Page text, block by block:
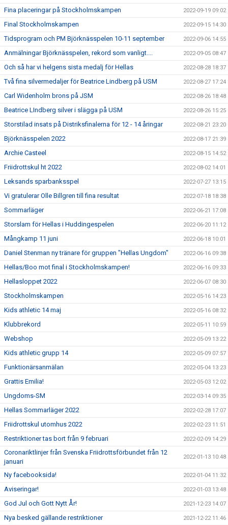
Fina placeringar på Stockholmskampen 2022-09-19 09:02
Final Stockholmskampen 2022-09-15 14:30
Tidsprogram och PM Björknässpelen 10-11 september 2022-09-06 14:55
Anmälningar Björknässpelen, rekord som vanligt.... 2022-09-05 08:47
Och så har vi helgens sista medalj för Hellas 2022-08-28 18:37
Två fina silvermedaljer för Beatrice Lindberg på USM 2022-08-27 17:24
Carl Widenholm brons på JSM 2022-08-26 18:48
Beatrice LIndberg silver i slägga på USM 2022-08-26 15:25
Storstilad insats på Distriksfinalerna för 12 - 14 åringar 2022-08-21 23:20
Björknässpelen 2022 2022-08-17 21:39
Archie Casteel 2022-08-15 14:52
Friidrottskul ht 2022 2022-08-02 14:01
Leksands sparbanksspel 2022-07-27 13:15
Vi gratulerar Olle Billgren till fina resultat 2022-07-18 18:38
Sommarläger 2022-06-21 17:08
Storslam för Hellas i Huddingespelen 2022-06-20 11:12
Mångkamp 11 juni 2022-06-18 10:01
Daniel Stenman ny tränare för gruppen "Hellas Ungdom" 2022-06-16 09:38
Hellas/Boo mot final i Stockholmskampen! 2022-06-16 09:33
Hellasloppet 2022 2022-06-07 08:30
Stockholmskampen 2022-05-16 14:23
Kids athletic 14 maj 2022-05-16 08:32
Klubbrekord 2022-05-11 10:59
Webshop 2022-05-09 13:22
Kids athletic grupp 14 2022-05-09 07:57
Funktionärsanmälan 2022-05-04 13:23
Grattis Emilia! 2022-05-03 12:02
Ungdoms-SM 2022-03-14 09:35
Hellas Sommarläger 2022 2022-02-28 17:07
Friidrottskul utomhus 2022 2022-02-23 11:51
Restriktioner tas bort från 9 februari 2022-02-09 14:29
Coronariktlinjer från Svenska Friidrottsförbundet från 12
januari
2022-01-13 10:48
Ny facebooksida! 2022-01-04 11:32
Aviseringar! 2022-01-03 13:48
God Jul och Gott Nytt År! 2021-12-23 14:07
Nya besked gällande restriktioner 2021-12-22 11:46